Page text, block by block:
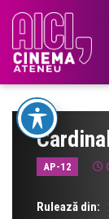
AP-12
Rulează din: